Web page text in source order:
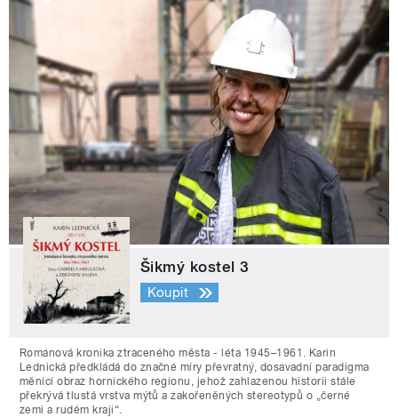
Šikmý kostel 3
Koupit
Románová kronika ztraceného města - léta 1945–1961. Karin
Lednická předkládá do značné míry převratný, dosavadní paradigma
měnící obraz hornického regionu, jehož zahlazenou historii stále
překrývá tlustá vrstva mýtů a zakořeněných stereotypů o „černé
zemi a rudém kraji“.